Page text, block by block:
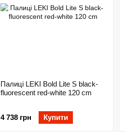
Палиці LEKI Bold Lite S black-
fluorescent red-white 120 cm
4 738 грн Купити